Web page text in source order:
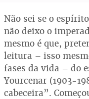
Não sei se o
não deixo o
mesmo é que,
leitura – isso
fases da vida – do
Yourcenar (1903-
cabeceira”.